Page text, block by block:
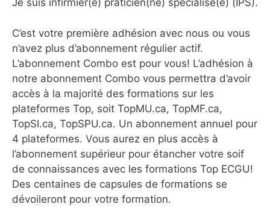
Je suis infirmier(e) praticien(ne) spécialisé(e) (IPS).
C’est votre première adhésion avec nous ou vous
n’avez plus d’abonnement régulier actif.
L’abonnement Combo est pour vous! L’adhésion à
notre abonnement Combo vous permettra d’avoir
accès à la majorité des formations sur les
plateformes Top, soit TopMU.ca, TopMF.ca,
TopSI.ca, TopSPU.ca. Un abonnement annuel pour
4 plateformes. Vous aurez en plus accès à
l’abonnement supérieur pour étancher votre soif
de connaissances avec les formations Top ECGU!
Des centaines de capsules de formations se
dévoileront pour votre formation.